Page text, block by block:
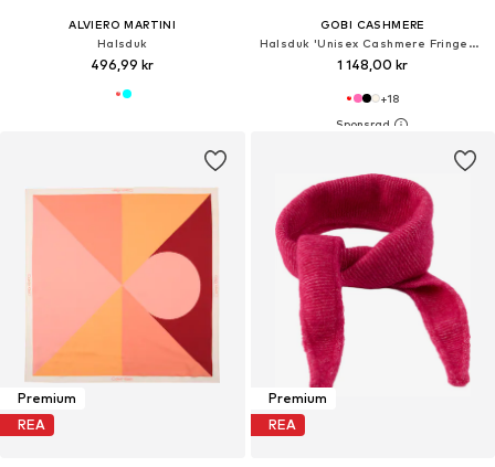
ALVIERO MARTINI
Halsduk
496,99 kr
GOBI CASHMERE
Halsduk 'Unisex Cashmere Fringed Scarf'
1 148,00 kr
+18
Premium
REA
Premium
REA